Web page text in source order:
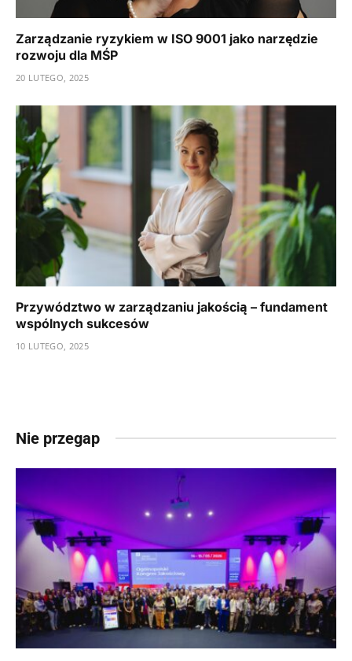
Zarządzanie ryzykiem w ISO 9001 jako narzędzie
rozwoju dla MŚP
20 LUTEGO, 2025
Przywództwo w zarządzaniu jakością – fundament
wspólnych sukcesów
10 LUTEGO, 2025
Nie przegap